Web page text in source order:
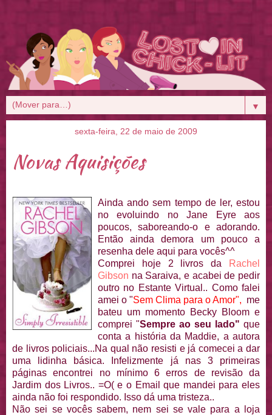
▼
sexta-feira, 22 de maio de 2009
Novas Aquisições
Ainda ando sem tempo de ler, estou
no evoluindo no Jane Eyre aos
poucos, saboreando-o e adorando.
Então ainda demora um pouco a
resenha dele aqui para vocês^^
Comprei hoje 2 livros da
Rachel
Gibson na Saraiva, e acabei de pedir
outro no Estante Virtual.. Como falei
amei o "Sem Clima para o Amor", me
bateu um momento Becky Bloom e
comprei "Sempre ao seu lado" que
conta a história da Maddie, a autora
de livros policiais...Na qual não resisti e já comecei a dar
uma lidinha básica. Infelizmente já nas 3 primeiras
páginas encontrei no mínimo 6 erros de revisão da
Jardim dos Livros.. =O( e o Email que mandei para eles
ainda não foi respondido. Isso dá uma tristeza..
Não sei se vocês sabem, nem sei se vale para a loja